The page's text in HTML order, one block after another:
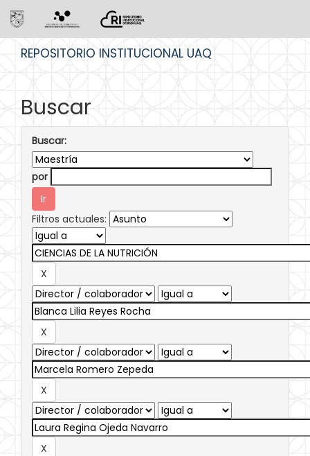
REPOSITORIO INSTITUCIONAL UAQ
Buscar
Buscar:
por
Filtros actuales: